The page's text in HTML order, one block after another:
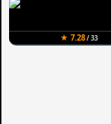
★ 7.28/ 33